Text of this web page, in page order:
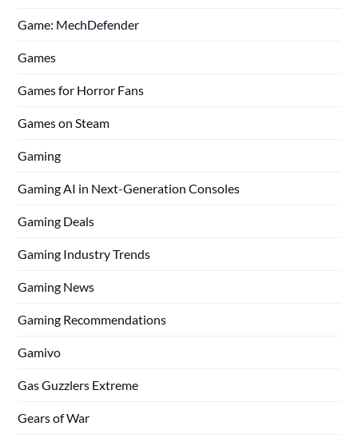
Game: MechDefender
Games
Games for Horror Fans
Games on Steam
Gaming
Gaming AI in Next-Generation Consoles
Gaming Deals
Gaming Industry Trends
Gaming News
Gaming Recommendations
Gamivo
Gas Guzzlers Extreme
Gears of War